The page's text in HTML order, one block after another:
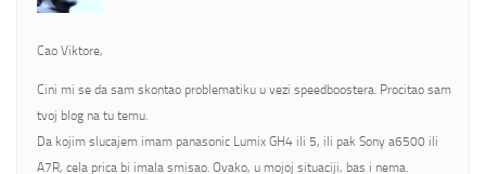
Cao Viktore,
Cini mi se da sam skontao problematiku u vezi speedboostera. Procitao sam
tvoj blog na tu temu.
Da kojim slucajem imam panasonic Lumix GH4 ili 5, ili pak Sony a6500 ili
A7R, cela prica bi imala smisao. Ovako, u mojoj situaciji, bas i nema.